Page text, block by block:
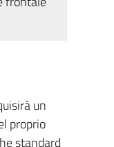
un
proprio
standard